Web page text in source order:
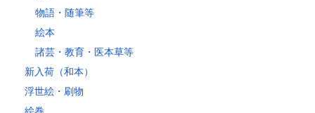
物語・随筆等
絵本
諸芸・教育・医本草等
新入荷（和本）
浮世絵・刷物